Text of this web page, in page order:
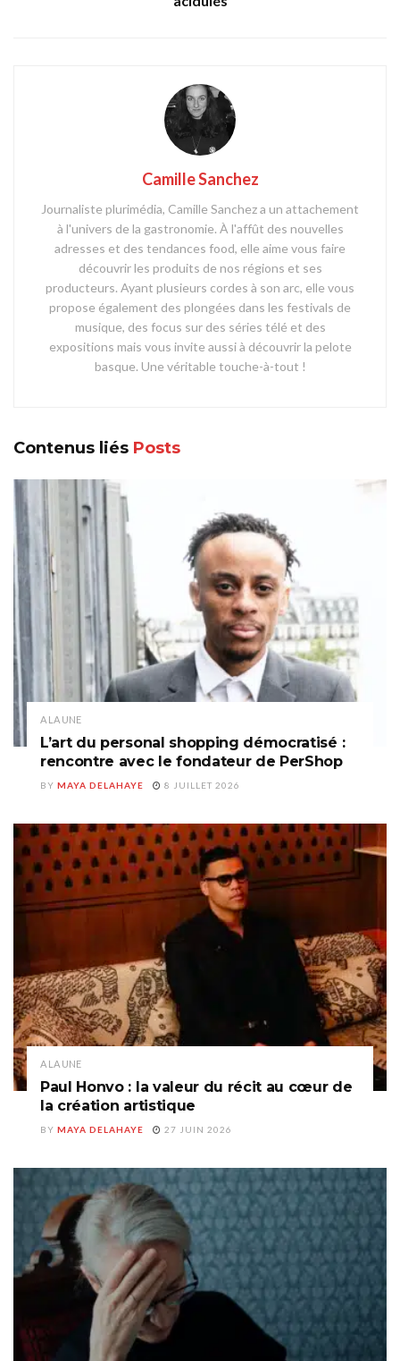
Camille Sanchez
Journaliste plurimédia, Camille Sanchez a un attachement
à l'univers de la gastronomie. À l'affût des nouvelles
adresses et des tendances food, elle aime vous faire
découvrir les produits de nos régions et ses
producteurs. Ayant plusieurs cordes à son arc, elle vous
propose également des plongées dans les festivals de
musique, des focus sur des séries télé et des
expositions mais vous invite aussi à découvrir la pelote
basque. Une véritable touche-à-tout !
Contenus liés Posts
A LA UNE
L’art du personal shopping démocratisé :
rencontre avec le fondateur de PerShop
BY MAYA DELAHAYE 8 JUILLET 2026
A LA UNE
Paul Honvo : la valeur du récit au cœur de
la création artistique
BY MAYA DELAHAYE 27 JUIN 2026